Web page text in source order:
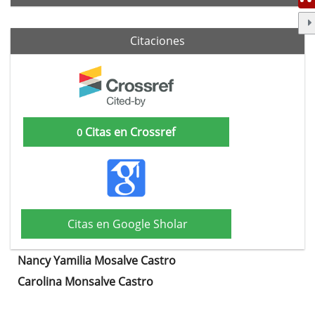
Citaciones
0 Citas en Crossref
Citas en Google Sholar
Contenido
Nancy Yamilia Mosalve Castro
Carolina Monsalve Castro